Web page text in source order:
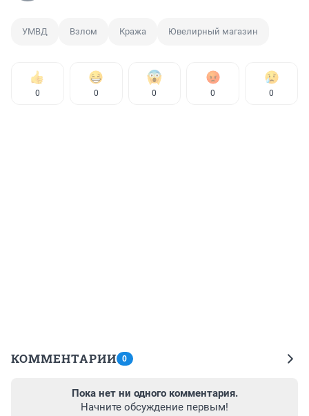
УМВД Взлом Кража Ювелирный магазин
0 0 0 0 0
КОММЕНТАРИИ 0
Пока нет ни одного комментария.
Начните обсуждение первым!